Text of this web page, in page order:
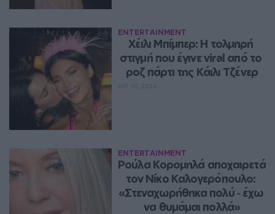
ENTERTAINMENT
Χέιλι Μπίμπερ: Η τολμηρή
στιγμή που έγινε viral από το
ροζ πάρτι της Κάιλι Τζένερ
ENTERTAINMENT
Ρούλα Κορομηλά αποχαιρετά
τον Νίκο Καλογερόπουλο:
«Στεναχωρήθηκα πολύ ‑ έχω
να θυμάμαι πολλά»